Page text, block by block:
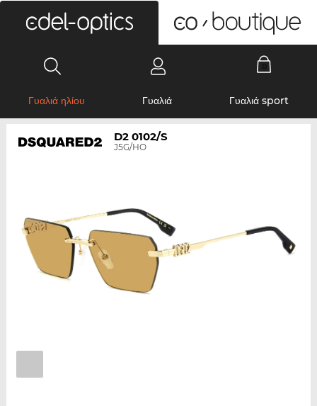
Γυαλιά ηλίου Γυαλιά Γυαλιά sport
D2 0102/S
J5G/HO